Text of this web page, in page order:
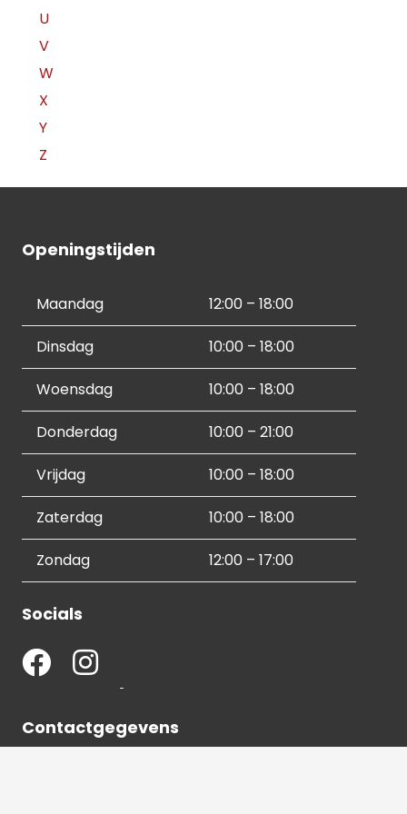
U
V
W
X
Y
Z
Openingstijden
Maandag 12:00 – 18:00
Dinsdag 10:00 – 18:00
Woensdag 10:00 – 18:00
Donderdag 10:00 – 21:00
Vrijdag 10:00 – 18:00
Zaterdag 10:00 – 18:00
Zondag 12:00 – 17:00
Socials
Contactgegevens